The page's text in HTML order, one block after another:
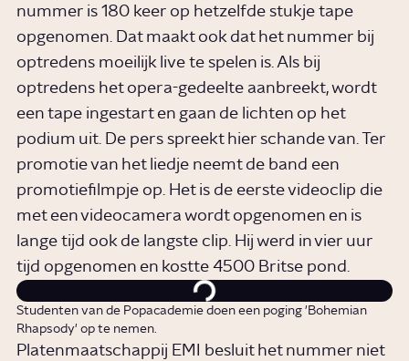
nummer is 180 keer op hetzelfde stukje tape
opgenomen. Dat maakt ook dat het nummer bij
optredens moeilijk live te spelen is. Als bij
optredens het opera-gedeelte aanbreekt, wordt
een tape ingestart en gaan de lichten op het
podium uit. De pers spreekt hier schande van. Ter
promotie van het liedje neemt de band een
promotiefilmpje op. Het is de eerste videoclip die
met een videocamera wordt opgenomen en is
lange tijd ook de langste clip. Hij werd in vier uur
tijd opgenomen en kostte 4500 Britse pond.
Studenten van de Popacademie doen een poging 'Bohemian
Rhapsody' op te nemen.
Platenmaatschappij EMI besluit het nummer niet